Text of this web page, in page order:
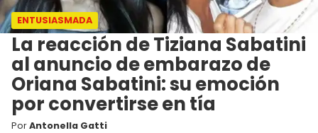
ENTUSIASMADA
La reacción de Tiziana Sabatini
al anuncio de embarazo de
Oriana Sabatini: su emoción
por convertirse en tía
PorAntonella Gatti